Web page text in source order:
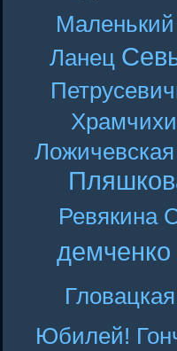
Ланец
Ложичевская
Ревякина
демченко
Гловацкая
Юбилей!